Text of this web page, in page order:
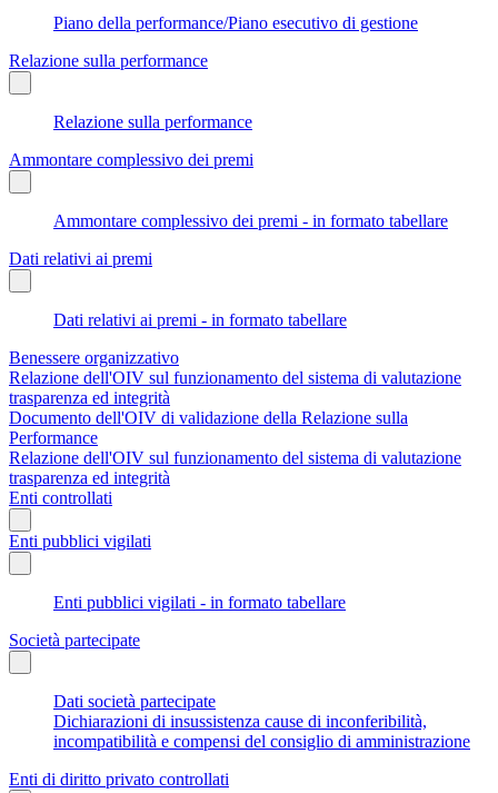
Piano della performance/Piano esecutivo di gestione
Relazione sulla performance
Relazione sulla performance
Ammontare complessivo dei premi
Ammontare complessivo dei premi - in formato tabellare
Dati relativi ai premi
Dati relativi ai premi - in formato tabellare
Benessere organizzativo
Relazione dell'OIV sul funzionamento del sistema di valutazione
trasparenza ed integrità
Documento dell'OIV di validazione della Relazione sulla
Performance
Relazione dell'OIV sul funzionamento del sistema di valutazione
trasparenza ed integrità
Enti controllati
Enti pubblici vigilati
Enti pubblici vigilati - in formato tabellare
Società partecipate
Dati società partecipate
Dichiarazioni di insussistenza cause di inconferibilità,
incompatibilità e compensi del consiglio di amministrazione
Enti di diritto privato controllati